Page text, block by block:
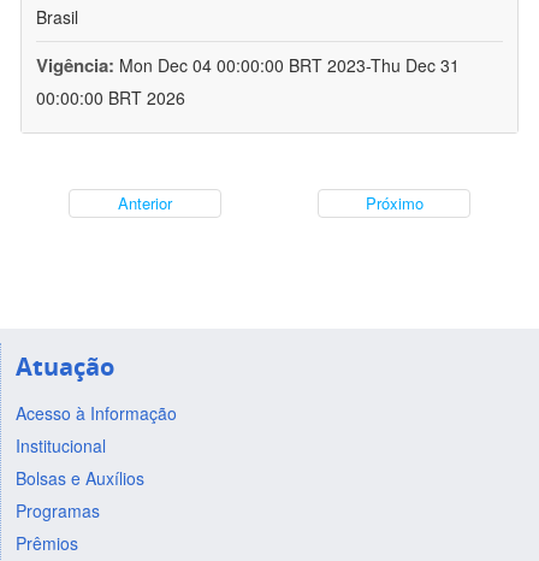
Brasil
Vigência: Mon Dec 04 00:00:00 BRT 2023-Thu Dec 31
00:00:00 BRT 2026
Anterior Próximo
Atuação
Acesso à Informação
Institucional
Bolsas e Auxílios
Programas
Prêmios